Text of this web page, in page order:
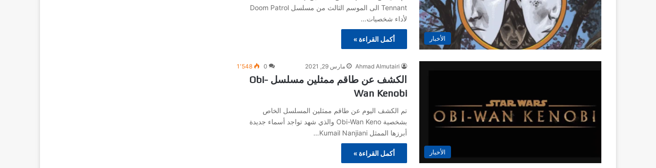
الأخبار
Tennant الى الموسم الثالث من مسلسل Doom Patrol
لأداء شخصيات…
أكمل القراءة »
الأخبار
Ahmad Almutairi مارس 29, 2021 0 1٬548
الكشف عن طاقم ممثلين مسلسل Obi-
Wan Kenobi
تم الكشف اليوم عن طاقم ممثلين المسلسل الخاص
بشخصية Obi-Wan Keno والذي شهد تواجد أسماء جديدة
أبرزها الممثل Kumail Nanjiani…
أكمل القراءة »